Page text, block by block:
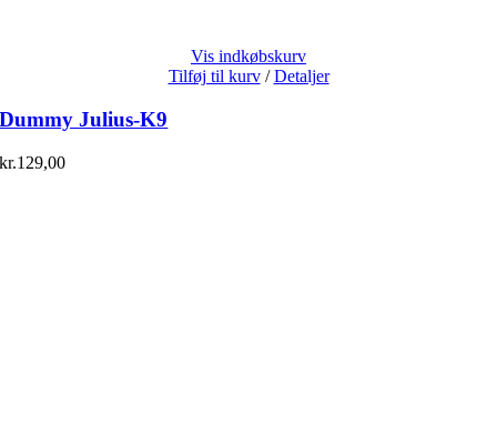
Vis indkøbskurv
Tilføj til kurv / Detaljer
Dummy Julius-K9
kr.129,00